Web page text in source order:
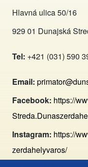
Hlavná ulica 50/16
929 01 Dunajská
Tel: +421 (031) 590
Email:
Facebook: https://
Instagram: https://
zerdahelyvaros/